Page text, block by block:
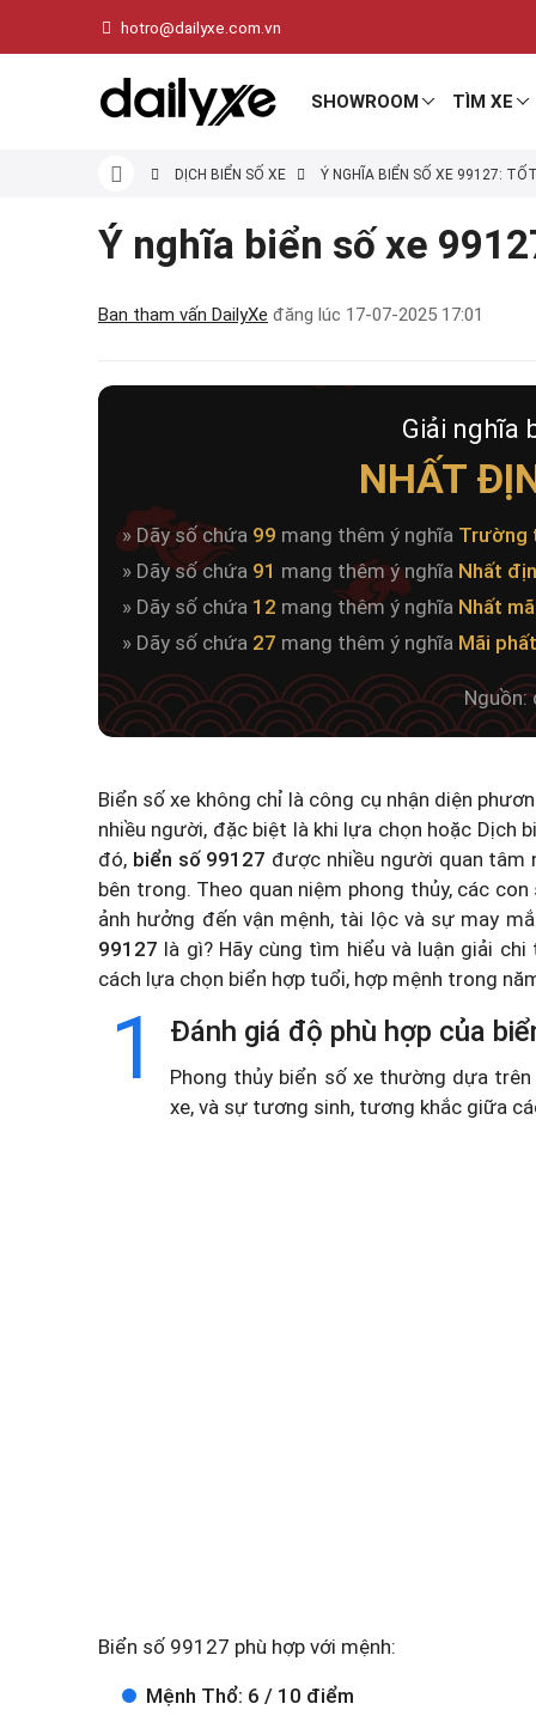
hotro@dailyxe.com.vn
SHOWROOM TÌM XE
DỊCH BIỂN SỐ XE Ý NGHĨA BIỂN SỐ XE 99127:
Ý nghĩa biển số xe
Ban tham vấn DailyXe đăng lúc 17-07-2025 17:01
Giải nghĩa
NHẤT
» Dãy số chứa 99 mang thêm ý nghĩa Trường
» Dãy số chứa 91 mang thêm ý nghĩa Nhất
» Dãy số chứa 12 mang thêm ý nghĩa Nhất
» Dãy số chứa 27 mang thêm ý nghĩa Mãi phất
Nguồn:
Biển số xe không chỉ là công cụ nhận diện
nhiều người, đặc biệt là khi lựa chọn hoặc Dịch
đó, biển số 99127 được nhiều người quan tâm
bên trong. Theo quan niệm phong thủy, các
ảnh hưởng đến vận mệnh, tài lộc và sự may
99127 là gì? Hãy cùng tìm hiểu và luận giải
cách lựa chọn biển hợp tuổi, hợp mệnh trong
1 Đánh giá độ phù hợp của
Phong thủy biển số xe thường dựa
xe, và sự tương sinh, tương khắc giữa
Biển số 99127 phù hợp với mệnh:
Mệnh Thổ: 6 / 10 điểm